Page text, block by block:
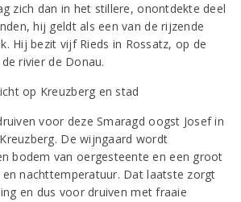
zich dan in het stillere, onontdekte deel
hij geldt als een van de rijzende
Hij bezit vijf Rieds in Rossatz, op de
rivier de Donau.
voor deze Smaragd oogst Josef in
De wijngaard wordt
bodem van oergesteente en een groot
nachttemperatuur. Dat laatste zorgt
en dus voor druiven met fraaie